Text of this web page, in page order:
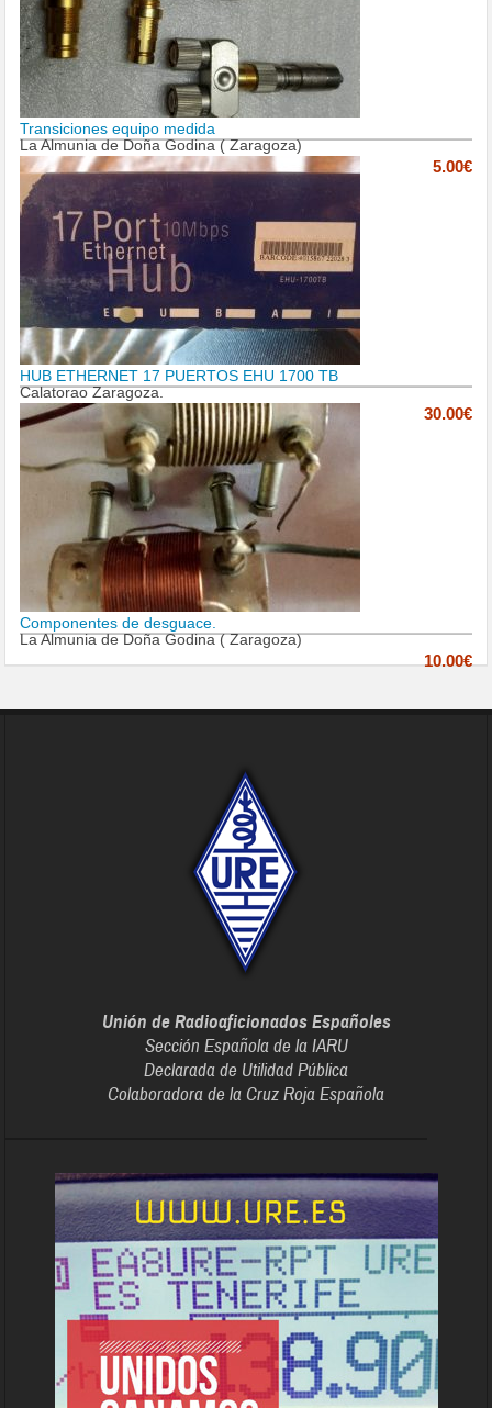
Transiciones equipo medida
La Almunia de Doña Godina ( Zaragoza)
5.00€
HUB ETHERNET 17 PUERTOS EHU 1700 TB
Calatorao Zaragoza.
30.00€
Componentes de desguace.
La Almunia de Doña Godina ( Zaragoza)
10.00€
Unión de Radioaficionados Españoles
Sección Española de la IARU
Declarada de Utilidad Pública
Colaboradora de la Cruz Roja Española